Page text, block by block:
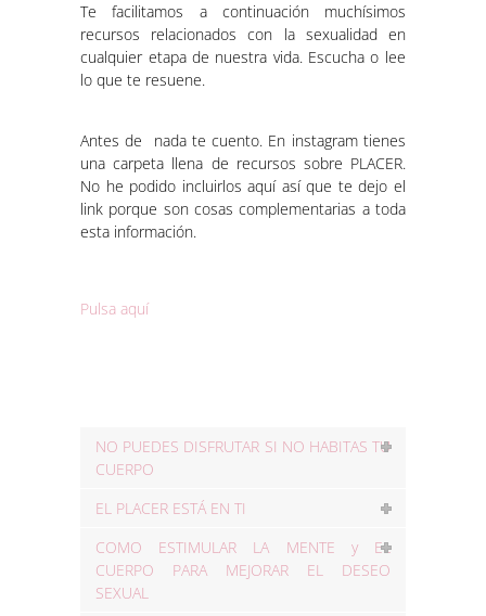
Te facilitamos a continuación muchísimos
recursos relacionados con la sexualidad en
cualquier etapa de nuestra vida. Escucha o lee
lo que te resuene.
Antes de nada te cuento. En instagram tienes
una carpeta llena de recursos sobre PLACER.
No he podido incluirlos aquí así que te dejo el
link porque son cosas complementarias a toda
esta información.
Pulsa aquí
NO PUEDES DISFRUTAR SI NO HABITAS TU
CUERPO
EL PLACER ESTÁ EN TI
COMO ESTIMULAR LA MENTE y EL
CUERPO PARA MEJORAR EL DESEO
SEXUAL